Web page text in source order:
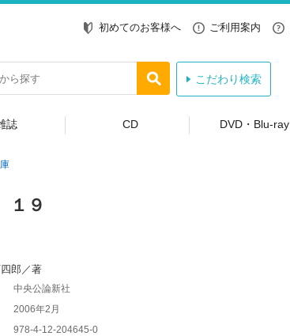
初めてのお客様へ ご利用案内
こだわり検索
誌 CD DVD・Blu-ray
１９
郎／著
中央公論新社
2006年2月
978-4-12-204645-0